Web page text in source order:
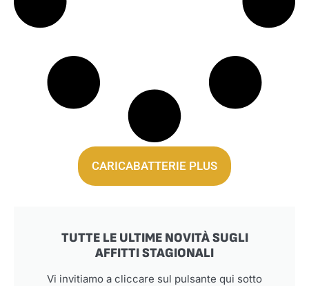
CARICABATTERIE PLUS
TUTTE LE ULTIME NOVITÀ SUGLI
AFFITTI STAGIONALI
Vi invitiamo a cliccare sul pulsante qui sotto